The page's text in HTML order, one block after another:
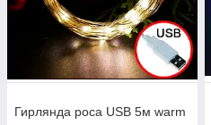
Гирлянда роса USB 5м warm